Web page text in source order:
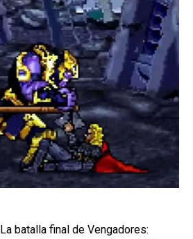
La batalla final de Vengadores: